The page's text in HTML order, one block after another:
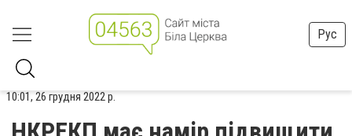
Рус
10:01, 26 грудня 2022 р.